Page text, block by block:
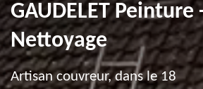
GAUDELET Peinture
Nettoyage
Artisan couvreur, dans le 18